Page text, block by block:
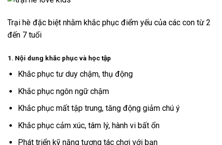
Trại hè đặc biệt nhằm khắc phục điểm yếu của các con từ 2
đến 7 tuổi
1. Nội dung khắc phục và học tập
Khắc phục tư duy chậm, thụ động
Khắc phục ngôn ngữ chậm
Khắc phục mất tập trung, tăng động giảm chú ý
Khắc phục cảm xúc, tâm lý, hành vi bất ổn
Phát triển kỹ năng tương tác chơi với bạn